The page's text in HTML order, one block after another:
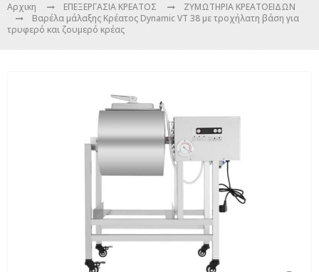
Αρχικη ΕΠΕΞΕΡΓΑΣΙΑ ΚΡΕΑΤΟΣ
ΖΥΜΩΤΗΡΙΑ ΚΡΕΑΤΟΕΙΔΩΝ
Βαρέλα μάλαξης Κρέατος Dynamic VT 38 με τροχήλατη βάση για
τρυφερό και ζουμερό κρέας